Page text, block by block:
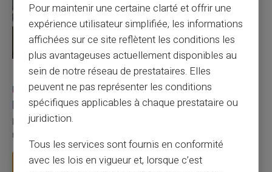
27/07/2026 Veritas Carte prépayée
Utilisation responsable du paiement mobile avec
la carte Veritas
Le paiement mobile s'est imposé dans les habitudes quotidiennes,
mais il appelle des réflexes pour é...
Lire la suite
Pour maintenir une certaine clarté et offrir une
expérience utilisateur simplifiée, les informations
affichées sur ce site reflètent les conditions les
plus avantageuses actuellement disponibles au
sein de notre réseau de prestataires. Elles
peuvent ne pas représenter les conditions
spécifiques applicables à chaque prestataire ou
juridiction.
Tous les services sont fournis en conformité
avec les lois en vigueur et, lorsque c’est